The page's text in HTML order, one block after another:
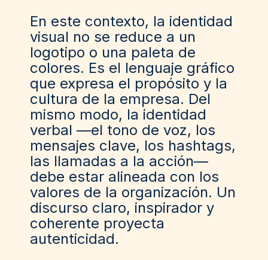
En este contexto, la identidad
visual no se reduce a un
logotipo o una paleta de
colores. Es el lenguaje gráfico
que expresa el propósito y la
cultura de la empresa. Del
mismo modo, la identidad
verbal —el tono de voz, los
mensajes clave, los hashtags,
las llamadas a la acción—
debe estar alineada con los
valores de la organización. Un
discurso claro, inspirador y
coherente proyecta
autenticidad.